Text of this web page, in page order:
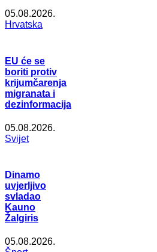
05.08.2026.
Hrvatska
EU će se
boriti protiv
krijumčarenja
migranata i
dezinformacija
05.08.2026.
Svijet
Dinamo
uvjerljivo
svladao
Kauno
Žalgiris
05.08.2026.